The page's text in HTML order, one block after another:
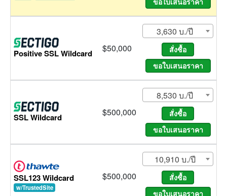
Positive SSL Wildcard $50,000
3,630 บ./ปี
SSL Wildcard $500,000
8,530 บ./ปี
SSL123 Wildcard
w/TrustedSite
$500,000
10,910 บ./ปี